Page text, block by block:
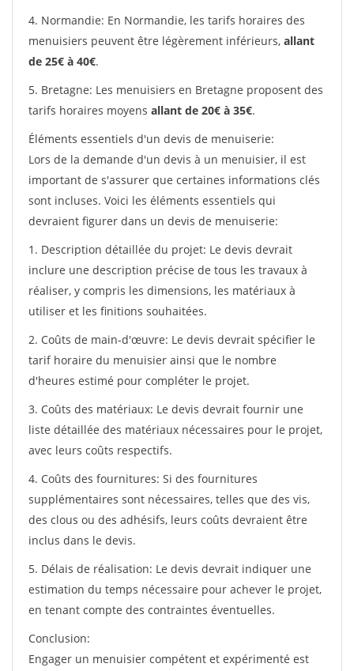
4. Normandie: En Normandie, les tarifs horaires des
menuisiers peuvent être légèrement inférieurs, allant
de 25€ à 40€.
5. Bretagne: Les menuisiers en Bretagne proposent des
tarifs horaires moyens allant de 20€ à 35€.
Éléments essentiels d'un devis de menuiserie:
Lors de la demande d'un devis à un menuisier, il est
important de s'assurer que certaines informations clés
sont incluses. Voici les éléments essentiels qui
devraient figurer dans un devis de menuiserie:
1. Description détaillée du projet: Le devis devrait
inclure une description précise de tous les travaux à
réaliser, y compris les dimensions, les matériaux à
utiliser et les finitions souhaitées.
2. Coûts de main-d'œuvre: Le devis devrait spécifier le
tarif horaire du menuisier ainsi que le nombre
d'heures estimé pour compléter le projet.
3. Coûts des matériaux: Le devis devrait fournir une
liste détaillée des matériaux nécessaires pour le projet,
avec leurs coûts respectifs.
4. Coûts des fournitures: Si des fournitures
supplémentaires sont nécessaires, telles que des vis,
des clous ou des adhésifs, leurs coûts devraient être
inclus dans le devis.
5. Délais de réalisation: Le devis devrait indiquer une
estimation du temps nécessaire pour achever le projet,
en tenant compte des contraintes éventuelles.
Conclusion:
Engager un menuisier compétent et expérimenté est